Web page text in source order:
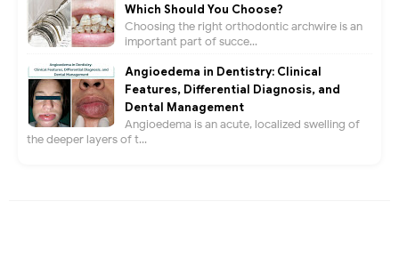
Which Should You Choose?
Choosing the right orthodontic archwire is an
important part of succe...
Angioedema in Dentistry: Clinical
Features, Differential Diagnosis, and
Dental Management
Angioedema is an acute, localized swelling of
the deeper layers of t...